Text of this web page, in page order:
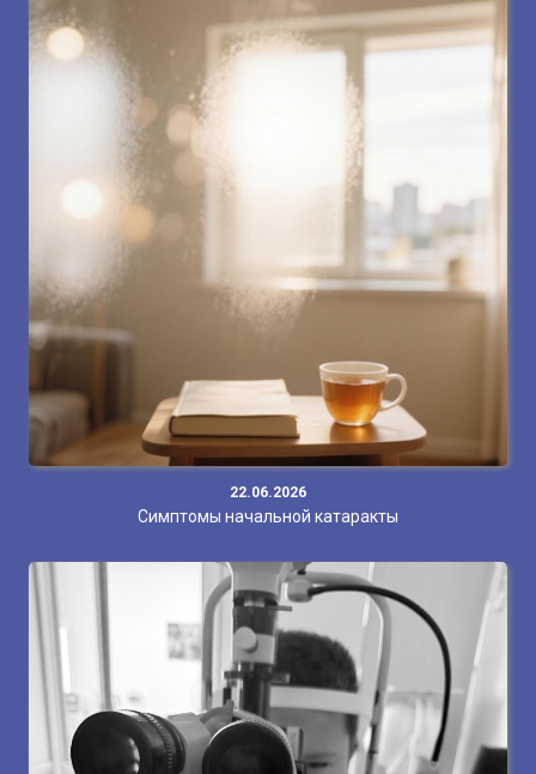
22.06.2026
Симптомы начальной катаракты